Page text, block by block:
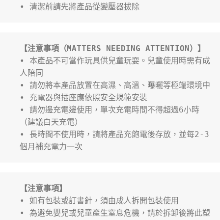
• 清潔前請先將產品從變壓器拔除
【注意事項（MATTERS NEEDING ATTENTION）】
• 本產品不可當作玩具供兒童玩耍。兒童使用時需有成
人陪同
• 請勿將本產品放置在高濕、高溫、曝曬等極端環境中
• 充電器與插座應依照安全規範安裝
• 請勿邊充電邊使用，單次充電時間不得超過6小時
（建議白天充電）
• 長時間不使用時，請將產品充飽電後存放，並每2-3
個月補充電力一次
【注意事項】
• 如有包裝或訂書針，須由成人拆開包裝使用
• 為避免嬰兒或兒童產生窒息危機，請於拆卸後將此塑